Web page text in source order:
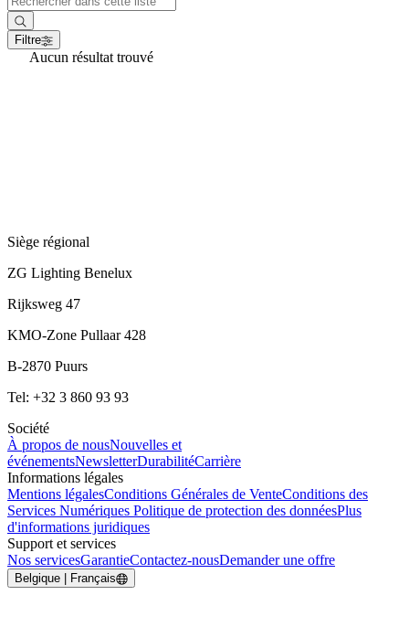
Filtre
Aucun résultat trouvé
Siège régional
ZG Lighting Benelux
Rijksweg 47
KMO-Zone Pullaar 428
B-2870 Puurs
Tel: +32 3 860 93 93
Société
À propos de nousNouvelles et
événementsNewsletterDurabilitéCarrière
Informations légales
Mentions légalesConditions Générales de VenteConditions des
Services Numériques Politique de protection des donnéesPlus
d'informations juridiques
Support et services
Nos servicesGarantieContactez-nousDemander une offre
Belgique | Français